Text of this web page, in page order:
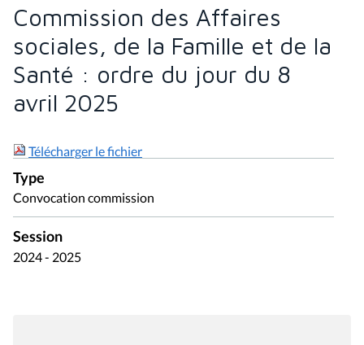
Commission des Affaires
sociales, de la Famille et de la
Santé : ordre du jour du 8
avril 2025
Télécharger le fichier
Type
Convocation commission
Session
2024 - 2025